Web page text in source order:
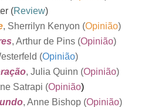
(Review)
, Sherrilyn Kenyon (Opinião)
, Arthur de Pins (Opinião)
(Opinião)
, Julia Quinn (Opinião)
Satrapi (Opinião)
, Anne Bishop (Opinião)